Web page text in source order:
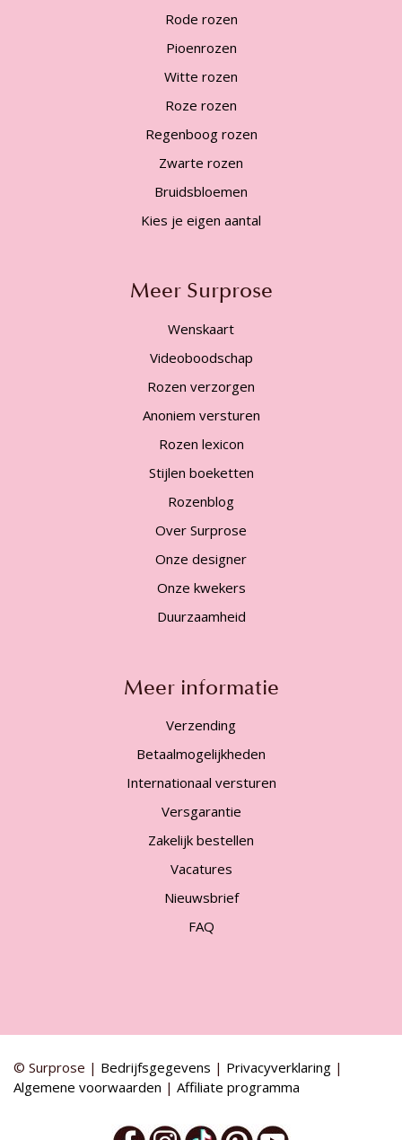
Rode rozen
Pioenrozen
Witte rozen
Roze rozen
Regenboog rozen
Zwarte rozen
Bruidsbloemen
Kies je eigen aantal
Meer Surprose
Wenskaart
Videoboodschap
Rozen verzorgen
Anoniem versturen
Rozen lexicon
Stijlen boeketten
Rozenblog
Over Surprose
Onze designer
Onze kwekers
Duurzaamheid
Meer informatie
Verzending
Betaalmogelijkheden
Internationaal versturen
Versgarantie
Zakelijk bestellen
Vacatures
Nieuwsbrief
FAQ
© Surprose | Bedrijfsgegevens | Privacyverklaring |
Algemene voorwaarden | Affiliate programma